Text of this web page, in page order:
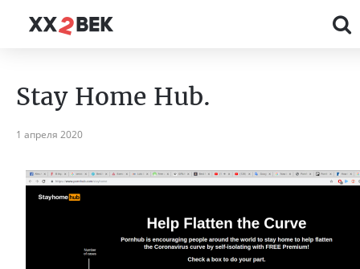
Stay Home Hub.
1 апреля 2020